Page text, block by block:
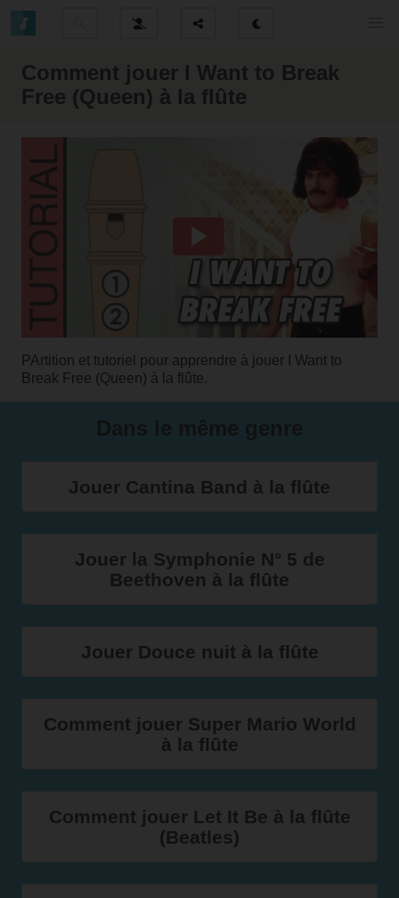
Comment jouer I Want to Break
Free (Queen) à la flûte
PArtition et tutoriel pour apprendre à jouer I Want to
Break Free (Queen) à la flûte.
Jouer Cantina Band à la flûte
Jouer la Symphonie N° 5 de
Beethoven à la flûte
Jouer Douce nuit à la flûte
Comment jouer Super Mario World
à la flûte
Comment jouer Let It Be à la flûte
(Beatles)